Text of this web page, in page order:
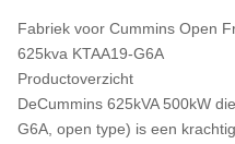
Fabriek voor Cummins Open
625kva KTAA19-G6A
Productoverzicht
DeCummins 625kVA 500kW
G6A, open type) is een